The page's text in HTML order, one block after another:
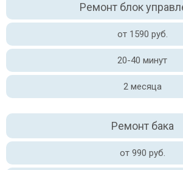
Ремонт блок
от 1590 руб.
20-40 минут
2 месяца
Ремонт бака
от 990 руб.